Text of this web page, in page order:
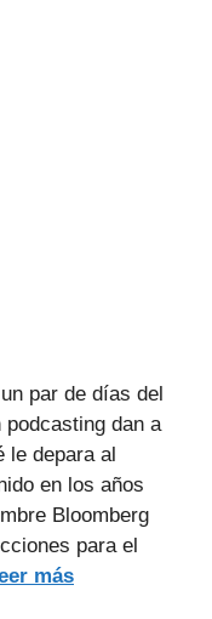
par de días del
dan a
le depara al
en los años
Bloomberg
para el
más